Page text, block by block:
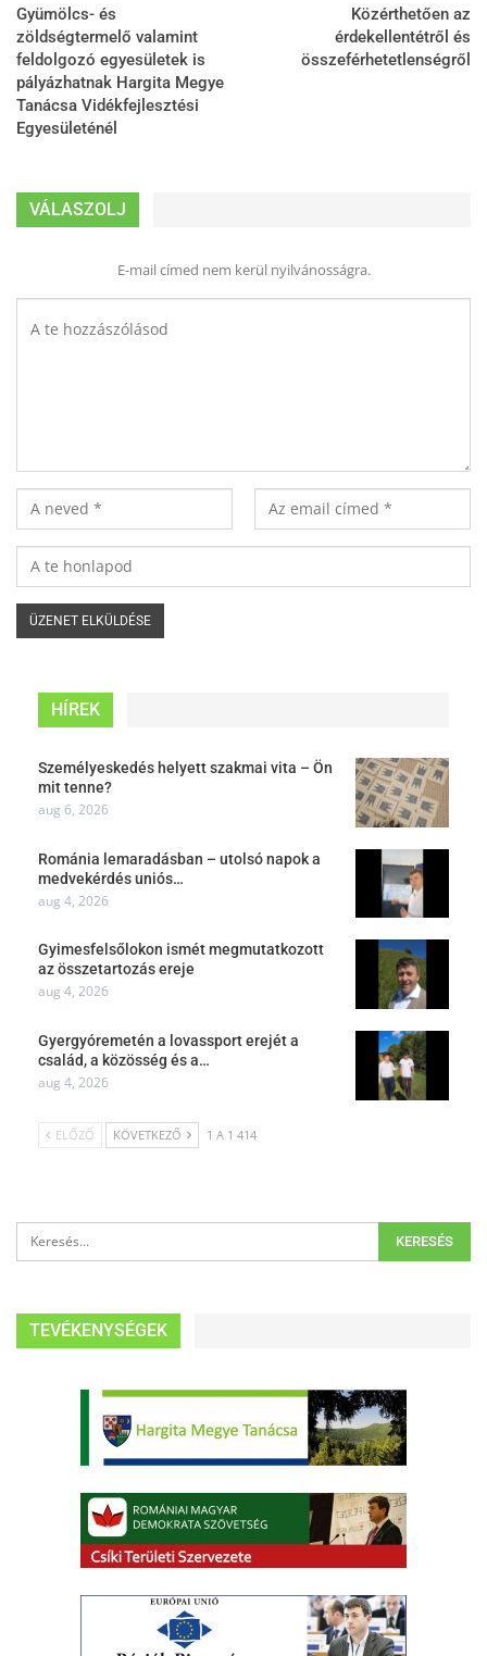
Gyümölcs- és
zöldségtermelő valamint
feldolgozó egyesületek is
pályázhatnak Hargita Megye
Tanácsa Vidékfejlesztési
Egyesületénél
Közérthetően az
érdekellentétről és
összeférhetetlenségről
VÁLASZOLJ
E-mail címed nem kerül nyilvánosságra.
HÍREK
Személyeskedés helyett szakmai vita – Ön
mit tenne?
aug 6, 2026
Románia lemaradásban – utolsó napok a
medvekérdés uniós…
aug 4, 2026
Gyimesfelsőlokon ismét megmutatkozott
az összetartozás ereje
aug 4, 2026
Gyergyóremetén a lovassport erejét a
család, a közösség és a…
aug 4, 2026
ELŐZŐ KÖVETKEZŐ 1 A 1 414
TEVÉKENYSÉGEK